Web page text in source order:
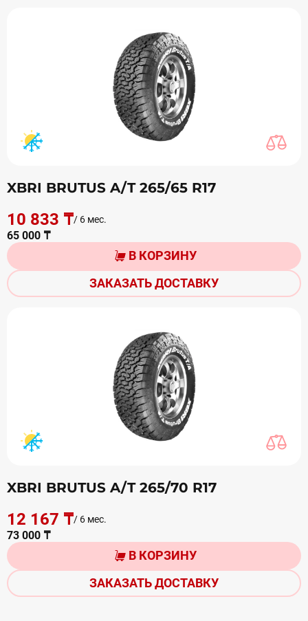
XBRI BRUTUS A/T 265/65 R17
10 833 ₸/ 6 мес.
65 000 ₸
В КОРЗИНУ
ЗАКАЗАТЬ ДОСТАВКУ
XBRI BRUTUS A/T 265/70 R17
12 167 ₸/ 6 мес.
73 000 ₸
В КОРЗИНУ
ЗАКАЗАТЬ ДОСТАВКУ